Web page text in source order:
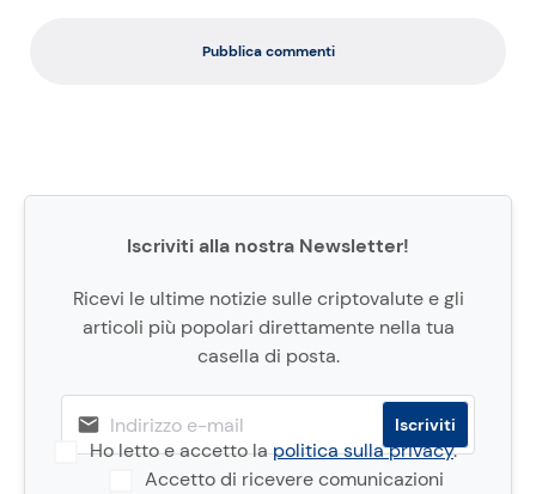
Pubblica commenti
Iscriviti alla nostra Newsletter!
Ricevi le ultime notizie sulle criptovalute e gli
articoli più popolari direttamente nella tua
casella di posta.
Ho letto e accetto lapolitica sulla privacy.
Accetto di ricevere comunicazioni